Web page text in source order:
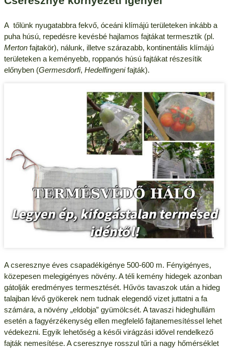
A tőlünk nyugatabbra fekvő, óceáni klímájú területeken inkább a
puha húsú, repedésre kevésbé hajlamos fajtákat termesztik (pl.
Mertonfajtakör), nálunk, illetve szárazabb, kontinentális klímájú
területeken a keményebb, roppanós húsú fajtákat részesítik
előnyben (Germesdorfi, Hedelfingenifajták).
A cseresznye éves csapadékigénye 500-600 m. Fényigényes,
közepesen melegigényes növény. A téli kemény hidegek azonban
gátolják eredményes termesztését. Hűvös tavaszok után a hideg
talajban lévő gyökerek nem tudnak elegendő vizet juttatni a fa
számára, a növény „eldobja” gyümölcsét. A tavaszi hideghullám
esetén a fagyérzékenység ellen megfelelő fajtanemesítéssel lehet
védekezni. Egyik lehetőség a késői virágzási idővel rendelkező
fajták nemesítése. A cseresznye rosszul tűri a nagy hőmérséklet